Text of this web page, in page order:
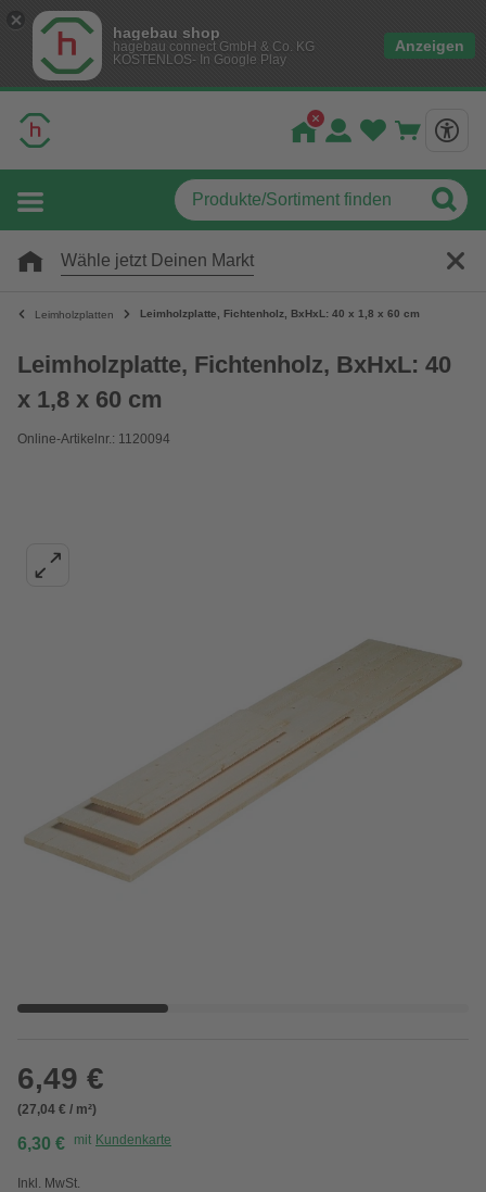
hagebau shop
hagebau connect GmbH & Co. KG
KOSTENLOS- In Google Play
Anzeigen
Wähle jetzt Deinen Markt
Leimholzplatten Leimholzplatte, Fichtenholz, BxHxL: 40 x 1,8 x 60 cm
Leimholzplatte, Fichtenholz, BxHxL: 40
x 1,8 x 60 cm
Online-Artikelnr.: 1120094
6,49 €
(27,04 € / m²)
6,30 € mit Kundenkarte
Inkl. MwSt.